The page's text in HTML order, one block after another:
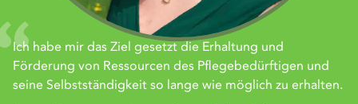
Ich habe mir das Ziel gesetzt die Erhaltung und
Förderung von Ressourcen des Pflegebedürftigen und
seine Selbstständigkeit so lange wie möglich zu erhalten.